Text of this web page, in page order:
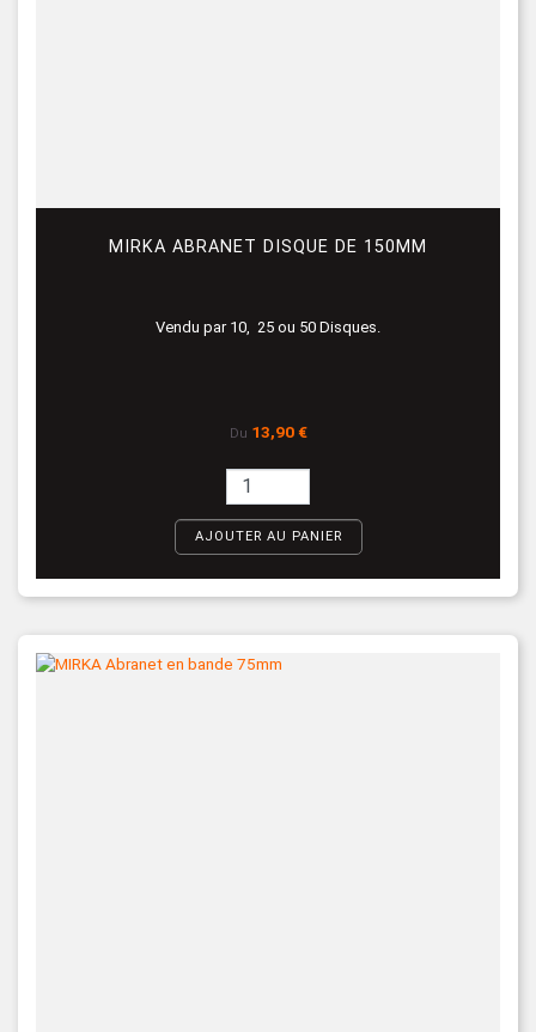
MIRKA ABRANET DISQUE DE 150MM
Vendu par 10, 25 ou 50 Disques.
Du Prix
13,90 €
AJOUTER AU PANIER